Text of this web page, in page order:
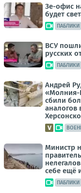
Зе-офис
будет
ПАБЛИКИ
ВСУ
русских
ПАБЛИКИ
Андрей
«Молния-
сбили
аналогов
Министр
себе ещё
ПАБЛИКИ